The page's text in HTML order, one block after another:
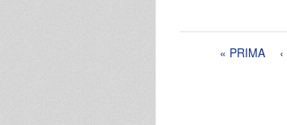
Pagine« PRIMA